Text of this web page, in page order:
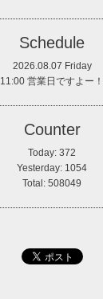
Schedule
2026.08.07 Friday
11:00 営業日ですよー！
Counter
Today: 372
Yesterday: 1054
Total: 508049